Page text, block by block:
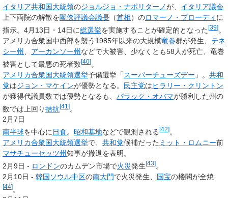
イタリア共和国大統領のジョルジョ・ナポリターノが、 イタリア議会
上下両院の解散を閣僚評議会議長 （首相）のロマーノ・プローディ に
指示。4月13日・14日に総選挙を実施することが確定的となった [39] 。
アメリカ合衆国中西部を襲う1985年以来の大規模竜巻群が発生、 テネ
シー州
アーカンソー州 などで大被害、少なくとも58人が死亡、竜巻
被害として最悪の死者数[40]。
アメリカ合衆国大統領選挙予備選挙「 スーパーチューズデー 」。 共和
党はジョン・マケインが優勢となる。 民主党はヒラリー・クリントン
が獲得代議員数では優勢となるも、 バラック・オバマが勝利した州の
数では上回り拮抗[41 ]。
2月7日
南半球を中心に 日食。 昭和基地などで観測される [42] 。
アメリカ合衆国大統領選挙で、 共和党候補だった ミット・ロムニー前
マサチューセッツ州知事が撤退を表明。
2月9日 - ロンドンのカムデン市場で火災発生[43]。
2月10日 - 韓国 ソウル中区の南大門で火災発生、 国宝の楼閣が全焼
[44]。